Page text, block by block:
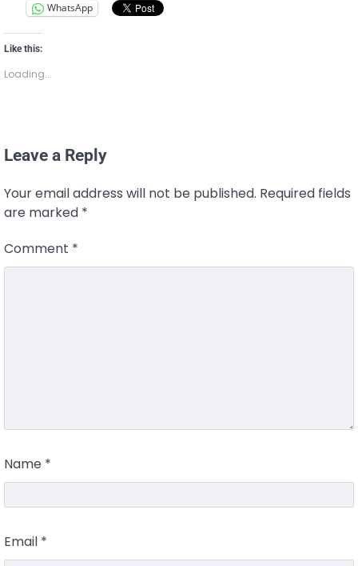
WhatsApp
Like this:
Loading...
Leave a Reply
Your email address will not be published. Required fields
are marked *
Comment *
Name *
Email *